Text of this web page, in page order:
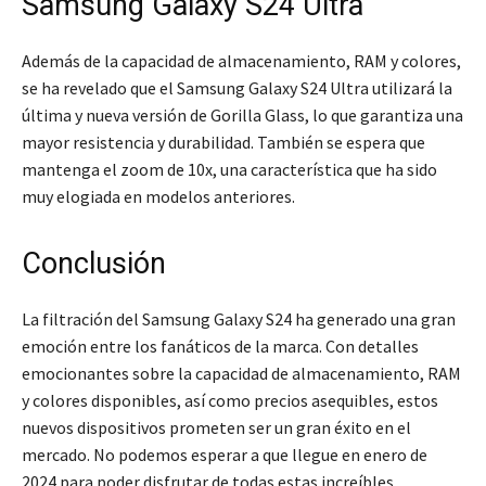
Además de la capacidad de almacenamiento, RAM y colores,
se ha revelado que el Samsung Galaxy S24 Ultra utilizará la
última y nueva versión de Gorilla Glass, lo que garantiza una
mayor resistencia y durabilidad. También se espera que
mantenga el zoom de 10x, una característica que ha sido
muy elogiada en modelos anteriores.
Conclusión
La filtración del Samsung Galaxy S24 ha generado una gran
emoción entre los fanáticos de la marca. Con detalles
emocionantes sobre la capacidad de almacenamiento, RAM
y colores disponibles, así como precios asequibles, estos
nuevos dispositivos prometen ser un gran éxito en el
mercado. No podemos esperar a que llegue en enero de
2024 para poder disfrutar de todas estas increíbles